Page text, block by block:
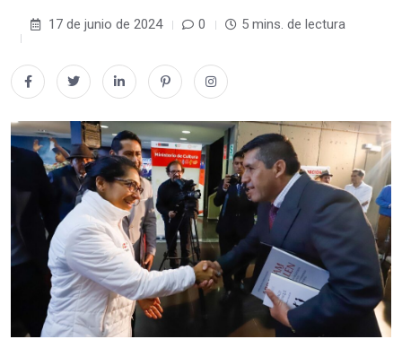
17 de junio de 2024 0 5 mins. de lectura